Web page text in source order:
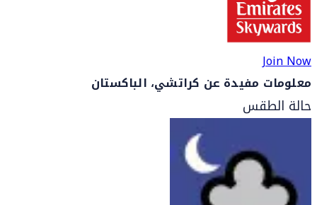
Join Now
معلومات مفيدة عن كراتشي، الباكستان
حالة الطقس